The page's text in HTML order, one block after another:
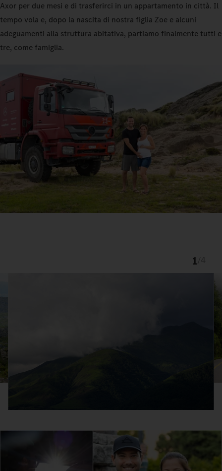
Axor per due mesi e di trasferirci in un appartamento in città. Il
tempo vola e, dopo la nascita di nostra figlia Zoe e alcuni
adeguamenti alla struttura abitativa, partiamo finalmente tutti e
tre, come famiglia.
1